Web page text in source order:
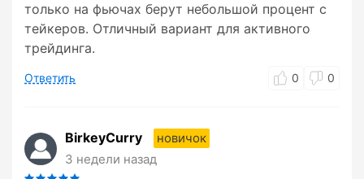
только на фьючах берут небольшой процент с
тейкеров. Отличный вариант для активного
трейдинга.
Ответить 0 0
BirkeyCurry
новичок
3 недели назад